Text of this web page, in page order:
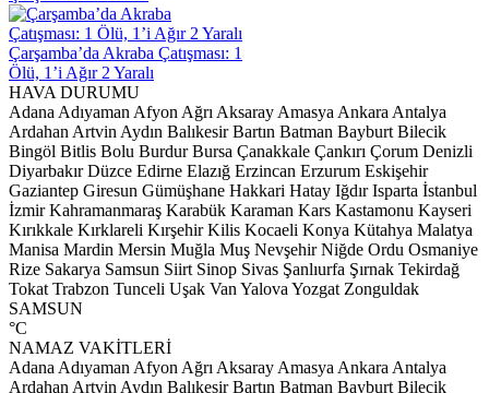
Çatışması: 1
HAVA DURUMU
Adana Adıyaman Afyon Ağrı Aksaray Amasya Ankara Antalya
Ardahan Artvin Aydın Balıkesir Bartın Batman Bayburt Bilecik
Bingöl Bitlis Bolu Burdur Bursa Çanakkale Çankırı Çorum Denizli
Diyarbakır Düzce Edirne Elazığ Erzincan Erzurum Eskişehir
Gaziantep Giresun Gümüşhane Hakkari Hatay Iğdır Isparta İstanbul
İzmir Kahramanmaraş Karabük Karaman Kars Kastamonu Kayseri
Kırıkkale Kırklareli Kırşehir Kilis Kocaeli Konya Kütahya Malatya
Manisa Mardin Mersin Muğla Muş Nevşehir Niğde Ordu Osmaniye
Rize Sakarya Samsun Siirt Sinop Sivas Şanlıurfa Şırnak Tekirdağ
Tokat Trabzon Tunceli Uşak Van Yalova Yozgat Zonguldak
SAMSUN
°C
NAMAZ VAKİTLERİ
Adana Adıyaman Afyon Ağrı Aksaray Amasya Ankara Antalya
Ardahan Artvin Aydın Balıkesir Bartın Batman Bayburt Bilecik